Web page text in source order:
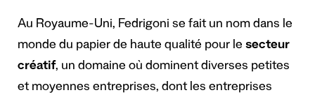
Au Royaume-Uni, Fedrigoni se fait un nom dans le
monde du papier de haute qualité pour le secteur
créatif, un domaine où dominent diverses petites
et moyennes entreprises, dont les entreprises